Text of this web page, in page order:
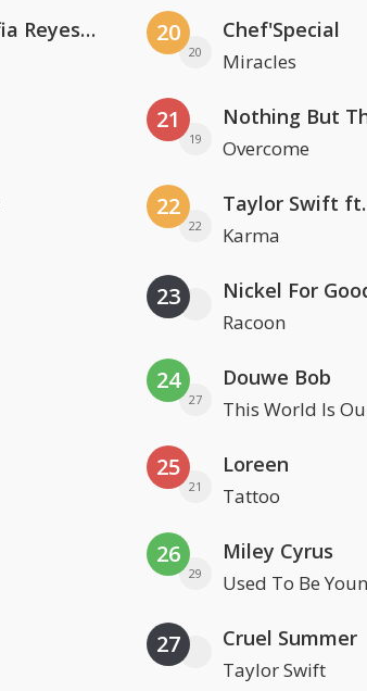
Kris Kross Amsterdam. Sofia Reyes & Tinie Tempah 20
20
Chef'Special
Miracles
21
19
Nothing But
Overcome
22
22
Taylor Swift ft.
Karma
23 Nickel For
Racoon
24
27
Douwe Bob
This World Is
25
21
Loreen
Tattoo
26
29
Miley Cyrus
Used To Be
27 Cruel Summer
Taylor Swift